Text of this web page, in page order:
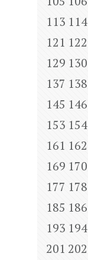
113 114
121 122
129 130
137 138
145 146
153 154
161 162
169 170
177 178
185 186
193 194
201 202